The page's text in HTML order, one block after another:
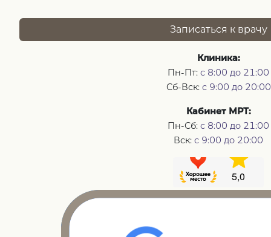
Записаться к врачу
Клиника:
Пн-Пт: с 8:00 до 21:00
Сб-Вск: с 9:00 до 20:00
Кабинет МРТ:
Пн-Сб: с 8:00 до 21:00
Вск: с 9:00 до 20:00